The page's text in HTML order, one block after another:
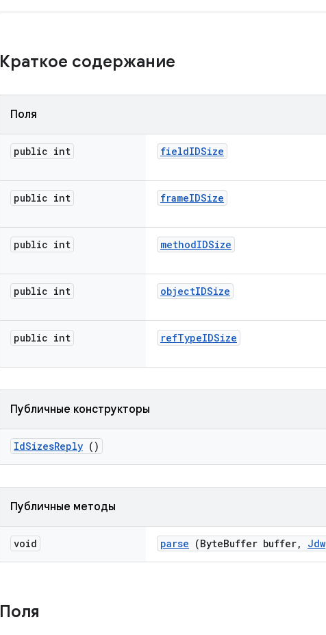
Краткое содержание
Поля
public int fieldIDSize
public int frameIDSize
public int methodIDSize
public int objectIDSize
public int refTypeIDSize
Публичные конструкторы
IdSizesReply ()
Публичные методы
void parse (ByteBuffer buffer,
Поля